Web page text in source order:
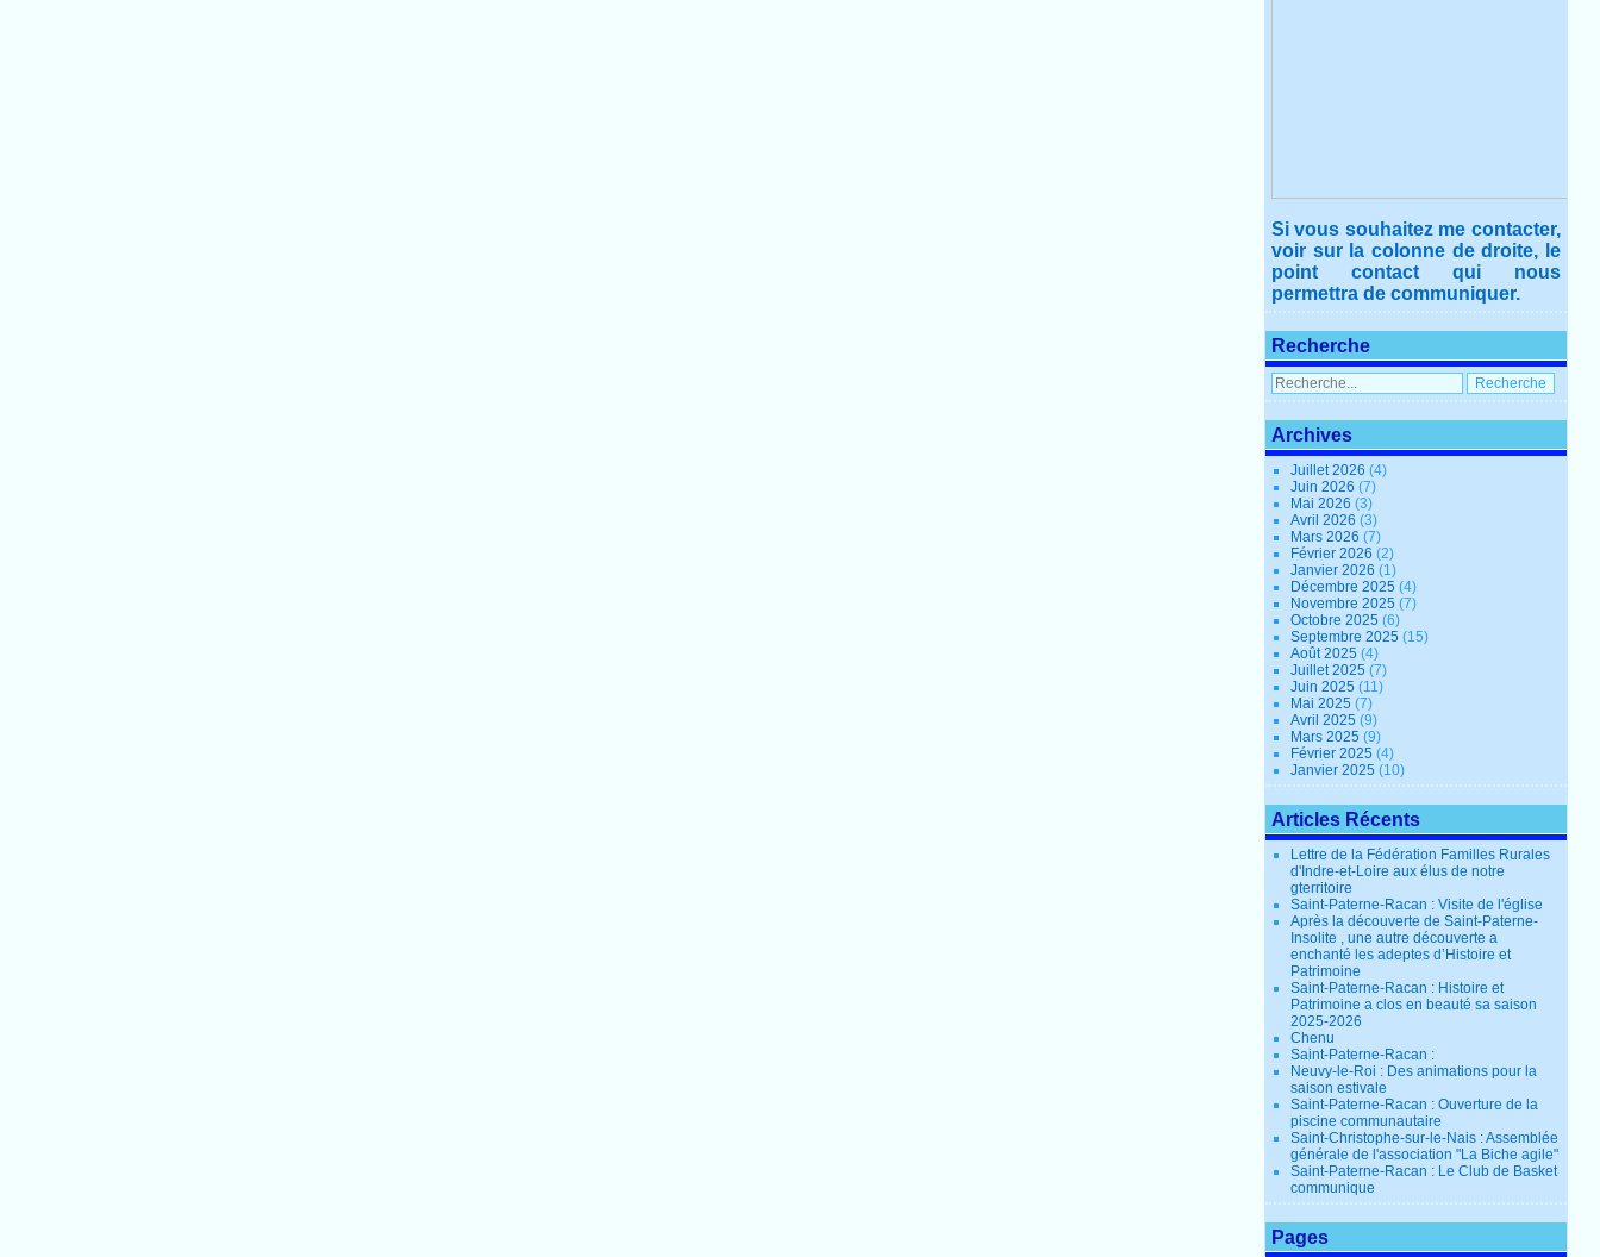
Si vous souhaitez me contacter,
voir sur la colonne de droite, le
point contact qui nous
permettra de communiquer.
Recherche
Archives
Juillet 2026(4)
Juin 2026(7)
Mai 2026(3)
Avril 2026(3)
Mars 2026(7)
Février 2026(2)
Janvier 2026(1)
Décembre 2025(4)
Novembre 2025(7)
Octobre 2025(6)
Septembre 2025(15)
Août 2025(4)
Juillet 2025(7)
Juin 2025(11)
Mai 2025(7)
Avril 2025(9)
Mars 2025(9)
Février 2025(4)
Janvier 2025(10)
Articles Récents
Lettre de la Fédération Familles Rurales
d'Indre-et-Loire aux élus de notre
gterritoire
Saint-Paterne-Racan : Visite de l'église
Après la découverte de Saint-Paterne-
Insolite , une autre découverte a
enchanté les adeptes d’Histoire et
Patrimoine
Saint-Paterne-Racan : Histoire et
Patrimoine a clos en beauté sa saison
2025-2026
Chenu
Saint-Paterne-Racan :
Neuvy-le-Roi : Des animations pour la
saison estivale
Saint-Paterne-Racan : Ouverture de la
piscine communautaire
Saint-Christophe-sur-le-Nais : Assemblée
générale de l'association "La Biche agile"
Saint-Paterne-Racan : Le Club de Basket
communique
Pages